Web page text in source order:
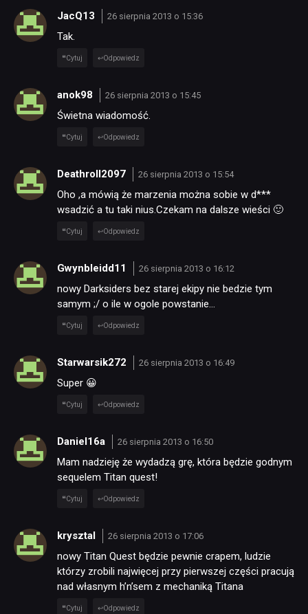
SKLEP
JacQ13 26 sierpnia 2013 o 15:36
Tak.
Cytuj Odpowiedz
anok98 26 sierpnia 2013 o 15:45
Świetna wiadomość.
Cytuj Odpowiedz
Deathroll2097 26 sierpnia 2013 o 15:54
Oho ,a mówią że marzenia można sobie w d***
wsadzić a tu taki nius.Czekam na dalsze wieści 🙂
Cytuj Odpowiedz
Gwynbleidd11 26 sierpnia 2013 o 16:12
nowy Darksiders bez starej ekipy nie bedzie tym
samym ;/ o ile w ogole powstanie…
Cytuj Odpowiedz
Starwarsik272 26 sierpnia 2013 o 16:49
Super 😀
Cytuj Odpowiedz
Daniel16a 26 sierpnia 2013 o 16:50
Mam nadzieję że wydadzą grę, która będzie godnym
sequelem Titan quest!
Cytuj Odpowiedz
krysztal 26 sierpnia 2013 o 17:06
nowy Titan Quest będzie pewnie crapem, ludzie
którzy zrobili najwięcej przy pierwszej części pracują
nad własnym h’n’sem z mechaniką Titana
Cytuj Odpowiedz